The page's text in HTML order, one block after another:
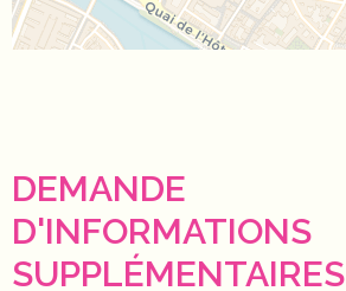
DEMANDE
D'INFORMATIONS
SUPPLÉMENTAIRES